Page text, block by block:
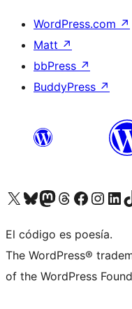
WordPress.com ↗
Matt ↗
bbPress ↗
BuddyPress ↗
Visitá nuestra cuenta de X (anteriormente Twitter)
Visitá nuestra cuenta de Bluesky
Visitá nuestra cuenta de Mastodon
Visitá nuestra cuenta de Threads
Visitá nuestra página de
Visitá nuestra
Visitá
El código es poesía.
The WordPress®
of the WordPress